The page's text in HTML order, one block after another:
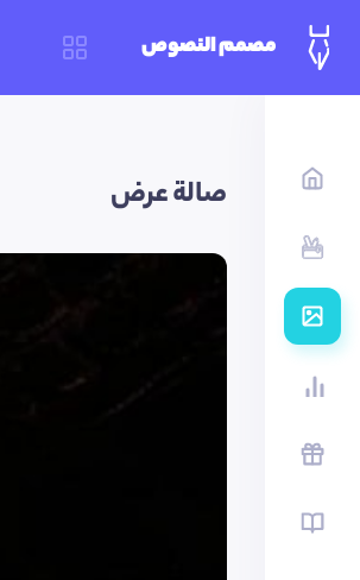
مصمم النصوص
صالة عرض